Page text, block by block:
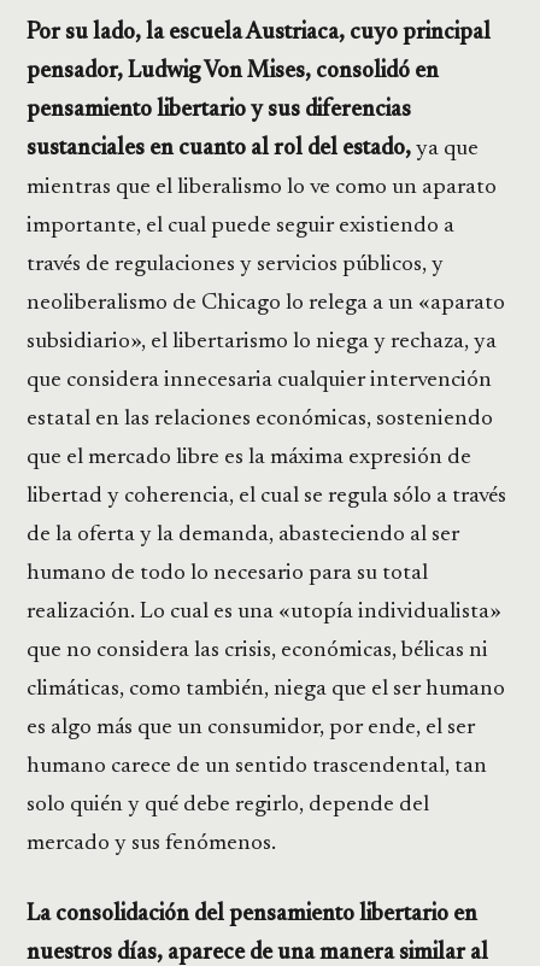
Por su lado, la escuela Austriaca, cuyo principal
pensador, Ludwig Von Mises, consolidó en
pensamiento libertario y sus diferencias
sustanciales en cuanto al rol del estado, ya que
mientras que el liberalismo lo ve como un aparato
importante, el cual puede seguir existiendo a
través de regulaciones y servicios públicos, y
neoliberalismo de Chicago lo relega a un «aparato
subsidiario», el libertarismo lo niega y rechaza, ya
que considera innecesaria cualquier intervención
estatal en las relaciones económicas, sosteniendo
que el mercado libre es la máxima expresión de
libertad y coherencia, el cual se regula sólo a través
de la oferta y la demanda, abasteciendo al ser
humano de todo lo necesario para su total
realización. Lo cual es una «utopía individualista»
que no considera las crisis, económicas, bélicas ni
climáticas, como también, niega que el ser humano
es algo más que un consumidor, por ende, el ser
humano carece de un sentido trascendental, tan
solo quién y qué debe regirlo, depende del
mercado y sus fenómenos.
La consolidación del pensamiento libertario en
nuestros días, aparece de una manera similar al